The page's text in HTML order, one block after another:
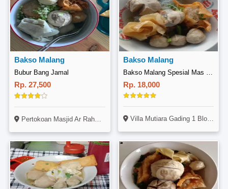
Bakso Malang
Bubur Bang Jamal
Rp. 27,500
Pertokoan Masjid Ar Rahmat. Jalan Raya Kuta No 75.Kuta-bali
Bakso Malang
Rp. 18,000
Villa Mutiara Gading 1 Blok R1 No 6